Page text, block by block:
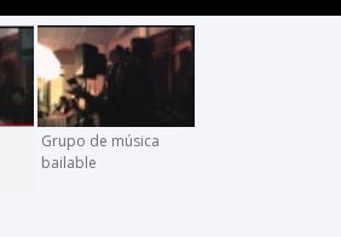
Grupo de música
bailable